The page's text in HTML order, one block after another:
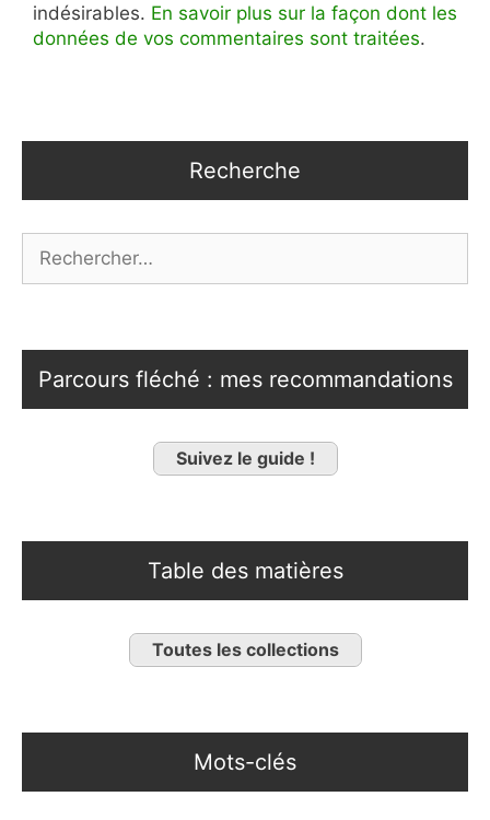
indésirables. En savoir plus sur la façon dont les
données de vos commentaires sont traitées.
Recherche
Parcours fléché : mes recommandations
Suivez le guide !
Table des matières
Toutes les collections
Mots-clés